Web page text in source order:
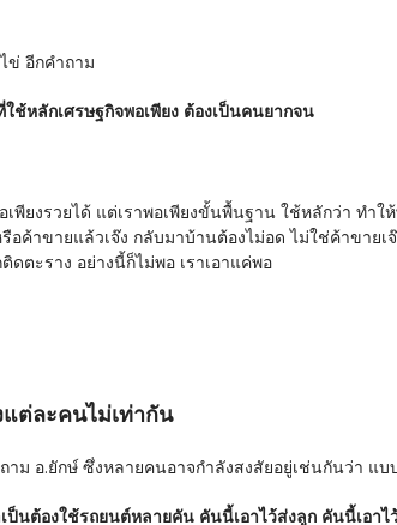
ข่ อีกคำถาม
ช้หลักเศรษฐกิจพอเพียง ต้องเป็นคนยากจน
พียงรวยได้ แต่เราพอเพียงขั้นพื้นฐาน ใช้หลักว่า ทำใ
ค้าขายแล้วเจ๊ง กลับมาบ้านต้องไม่อด ไม่ใช่ค้าขายเ
ตะราง อย่างนี้ก็ไม่พอ เราเอาแค่พอ
ต่ละคนไม่เท่ากัน
อ.ยักษ์ ซึ่งหลายคนอาจกำลังสงสัยอยู่เช่นกันว่า แบ
เป็นต้องใช้รถยนต์หลายคัน คันนี้เอาไว้ส่งลูก คันนี้เอ